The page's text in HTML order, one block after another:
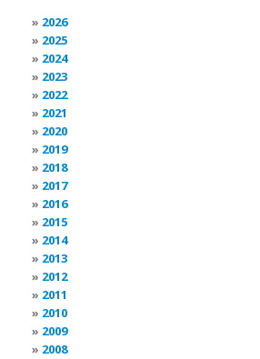
2026
2025
2024
2023
2022
2021
2020
2019
2018
2017
2016
2015
2014
2013
2012
2011
2010
2009
2008